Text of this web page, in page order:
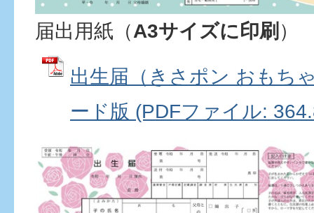
届出用紙（A3サイズに印刷 ）
出生届（きさポン おもち
ード版 (PDFファイル: